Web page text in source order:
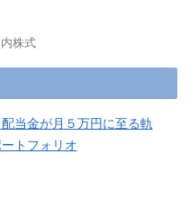
内株式
当金が月５万円に至る軌
トフォリオ